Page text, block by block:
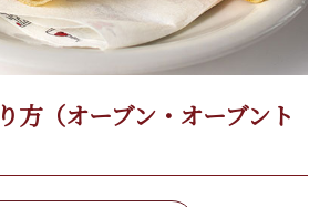
（オーブン・オーブント